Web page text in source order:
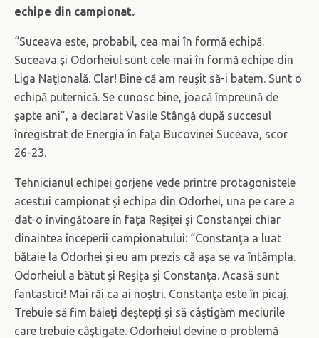
echipe din campionat.
“Suceava este, probabil, cea mai în formă echipă.
Suceava şi Odorheiul sunt cele mai în formă echipe din
Liga Naţională. Clar! Bine că am reuşit să-i batem. Sunt o
echipă puternică. Se cunosc bine, joacă împreună de
şapte ani”, a declarat Vasile Stângă după succesul
înregistrat de Energia în faţa Bucovinei Suceava, scor
26-23.
Tehnicianul echipei gorjene vede printre protagonistele
acestui campionat şi echipa din Odorhei, una pe care a
dat-o învingătoare în faţa Reşiţei şi Constanţei chiar
dinaintea începerii campionatului: “Constanţa a luat
bătaie la Odorhei şi eu am prezis că aşa se va întâmpla.
Odorheiul a bătut şi Reşiţa şi Constanţa. Acasă sunt
fantastici! Mai răi ca ai noştri. Constanţa este în picaj.
Trebuie să fim băieţi deştepţi şi să câştigăm meciurile
care trebuie câştigate. Odorheiul devine o problemă